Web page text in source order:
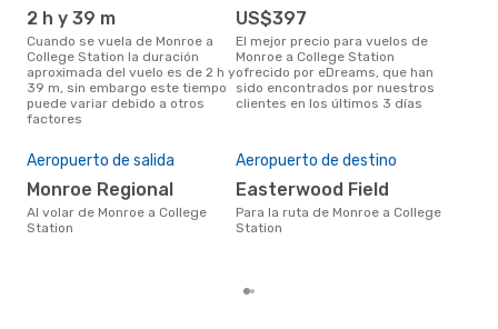
2 h y 39 m
Cuando se vuela de Monroe a
College Station la duración
aproximada del vuelo es de 2 h y
39 m, sin embargo este tiempo
puede variar debido a otros
factores
US$397
El mejor precio para vuelos de
Monroe a College Station
ofrecido por eDreams, que han
sido encontrados por nuestros
clientes en los últimos 3 días
Aeropuerto de salida
Monroe Regional
Al volar de Monroe a College
Station
Aeropuerto de destino
Easterwood Field
Para la ruta de Monroe a College
Station